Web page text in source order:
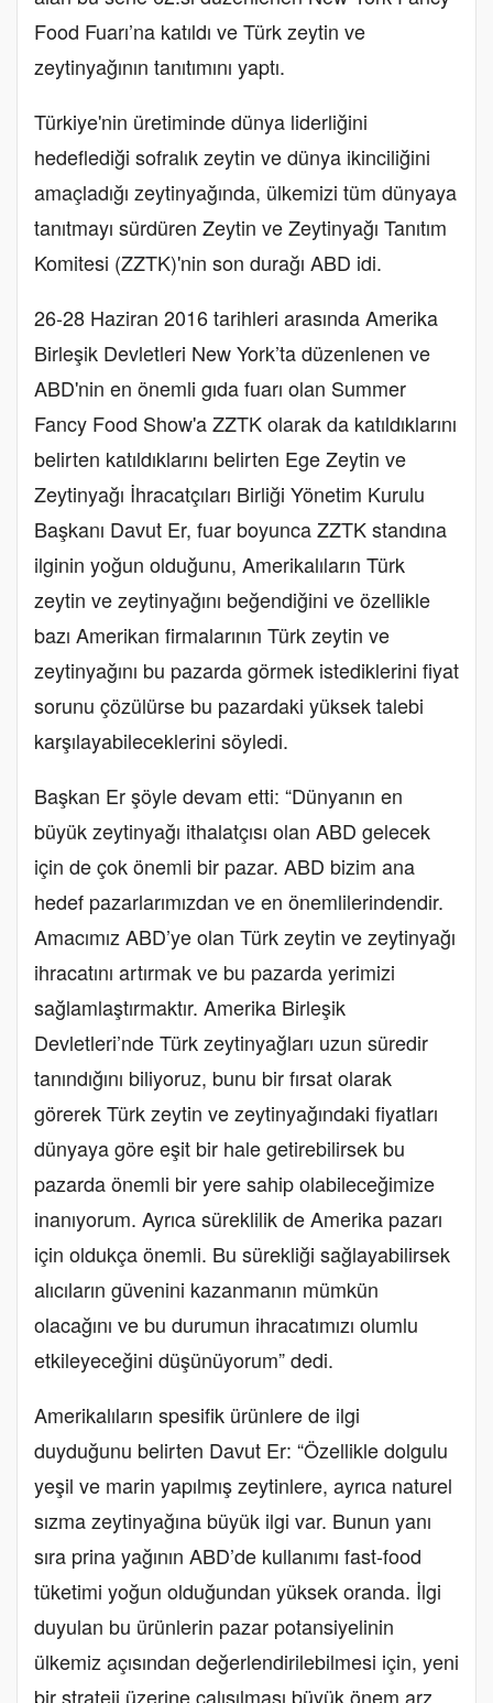
Food Fuarı’na katıldı ve Türk zeytin ve
zeytinyağının tanıtımını yaptı.
Türkiye'nin üretiminde dünya liderliğini
hedeflediği sofralık zeytin ve dünya ikinciliğini
amaçladığı zeytinyağında, ülkemizi tüm dünyaya
tanıtmayı sürdüren Zeytin ve Zeytinyağı Tanıtım
Komitesi (ZZTK)'nin son durağı ABD idi.
26-28 Haziran 2016 tarihleri arasında Amerika
Birleşik Devletleri New York’ta düzenlenen ve
ABD'nin en önemli gıda fuarı olan Summer
Fancy Food Show'a ZZTK olarak da katıldıklarını
belirten katıldıklarını belirten Ege Zeytin ve
Zeytinyağı İhracatçıları Birliği Yönetim Kurulu
Başkanı Davut Er, fuar boyunca ZZTK standına
ilginin yoğun olduğunu, Amerikalıların Türk
zeytin ve zeytinyağını beğendiğini ve özellikle
bazı Amerikan firmalarının Türk zeytin ve
zeytinyağını bu pazarda görmek istediklerini fiyat
sorunu çözülürse bu pazardaki yüksek talebi
karşılayabileceklerini söyledi.
Başkan Er şöyle devam etti: “Dünyanın en
büyük zeytinyağı ithalatçısı olan ABD gelecek
için de çok önemli bir pazar. ABD bizim ana
hedef pazarlarımızdan ve en önemlilerindendir.
Amacımız ABD’ye olan Türk zeytin ve zeytinyağı
ihracatını artırmak ve bu pazarda yerimizi
sağlamlaştırmaktır. Amerika Birleşik
Devletleri’nde Türk zeytinyağları uzun süredir
tanındığını biliyoruz, bunu bir fırsat olarak
görerek Türk zeytin ve zeytinyağındaki fiyatları
dünyaya göre eşit bir hale getirebilirsek bu
pazarda önemli bir yere sahip olabileceğimize
inanıyorum. Ayrıca süreklilik de Amerika pazarı
için oldukça önemli. Bu sürekliği sağlayabilirsek
alıcıların güvenini kazanmanın mümkün
olacağını ve bu durumun ihracatımızı olumlu
etkileyeceğini düşünüyorum” dedi.
Amerikalıların spesifik ürünlere de ilgi
duyduğunu belirten Davut Er: “Özellikle dolgulu
yeşil ve marin yapılmış zeytinlere, ayrıca naturel
sızma zeytinyağına büyük ilgi var. Bunun yanı
sıra prina yağının ABD’de kullanımı fast-food
tüketimi yoğun olduğundan yüksek oranda. İlgi
duyulan bu ürünlerin pazar potansiyelinin
ülkemiz açısından değerlendirilebilmesi için, yeni
bir strateji üzerine çalışılması büyük önem arz